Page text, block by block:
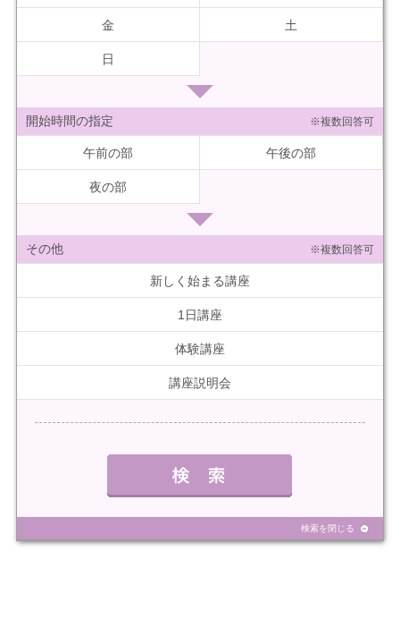
金 土
日
開始時間の指定 ※複数回答可
午前の部 午後の部
夜の部
その他 ※複数回答可
新しく始まる講座
1日講座
体験講座
講座説明会
検索を閉じる